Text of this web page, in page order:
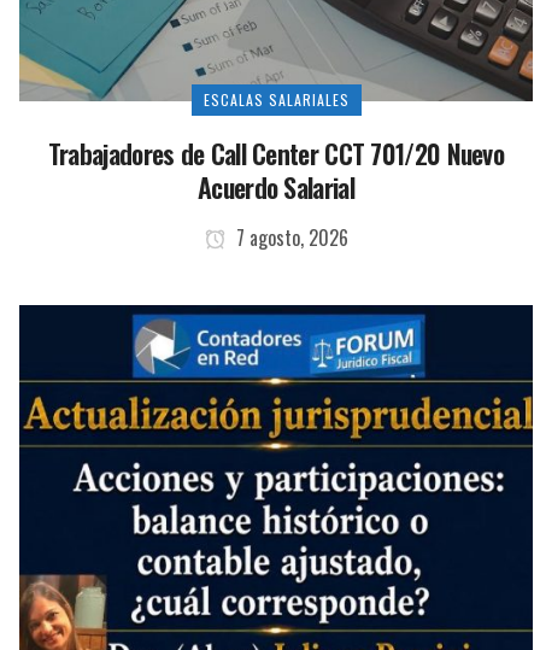
ESCALAS SALARIALES
Trabajadores de Call Center CCT 701/20 Nuevo
Acuerdo Salarial
7 agosto, 2026